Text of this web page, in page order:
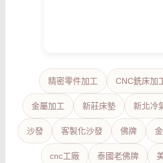
精密零件加工 CNC銑床加
金屬加工 新莊床墊 新北冷
沙發 客製化沙發 佛牌
cnc工廠 泰國老佛牌